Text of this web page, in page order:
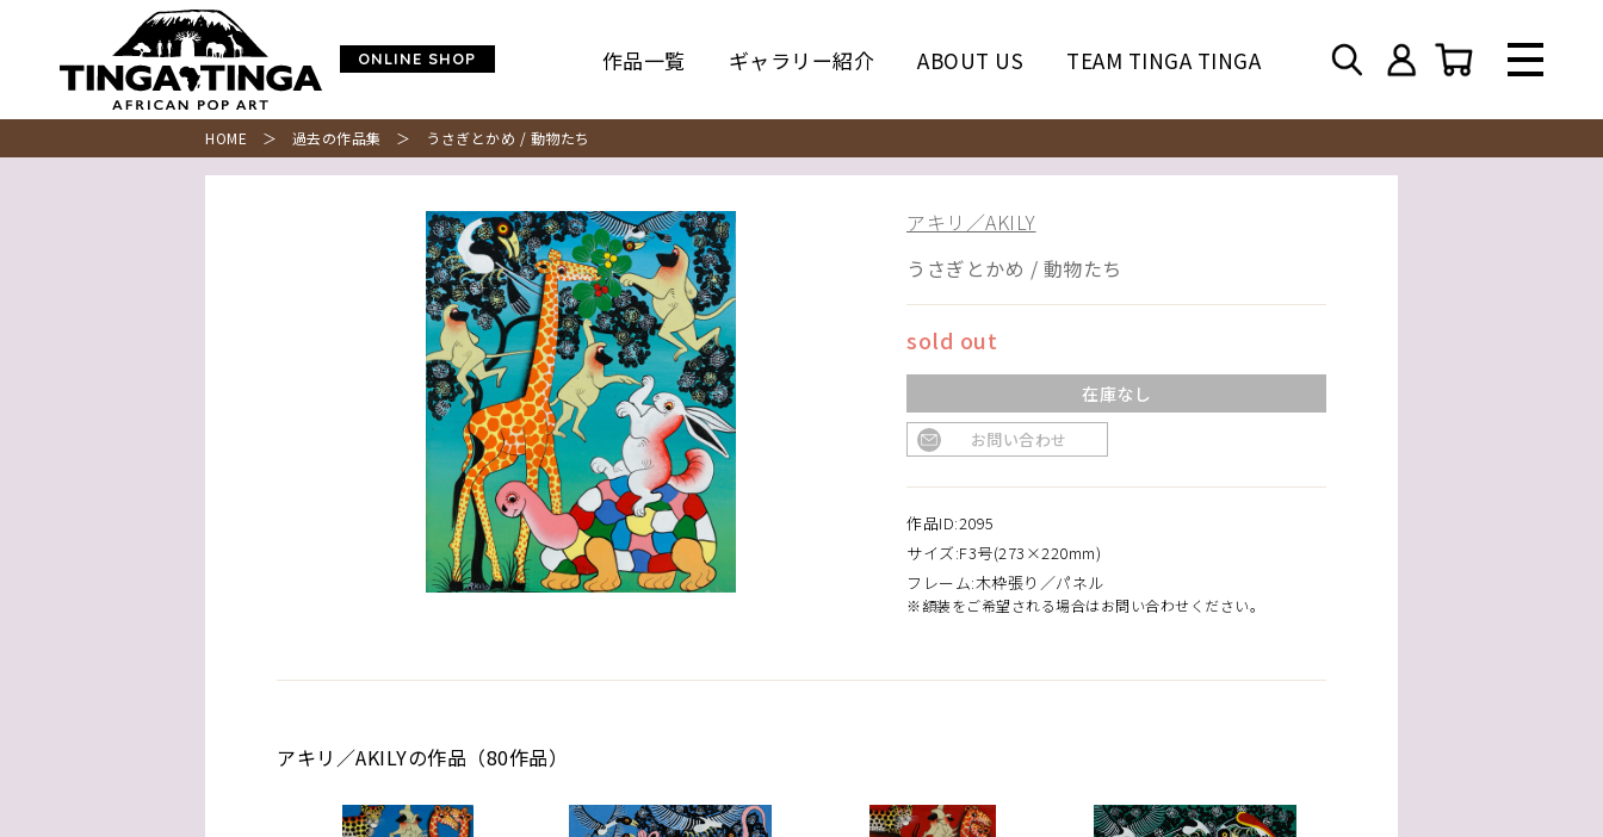
ONLINE SHOP 作品一覧 ギャラリー紹介 ABOUT US TEAM TINGA TINGA
HOME ＞ 過去の作品集 ＞ うさぎとかめ / 動物たち
アキリ／AKILY
うさぎとかめ / 動物たち
sold out
在庫なし
お問い合わせ
作品ID:2095
サイズ:F3号(273×220mm)
フレーム:木枠張り／パネル
※額装をご希望される場合はお問い合わせください。
アキリ／AKILYの作品（80作品）